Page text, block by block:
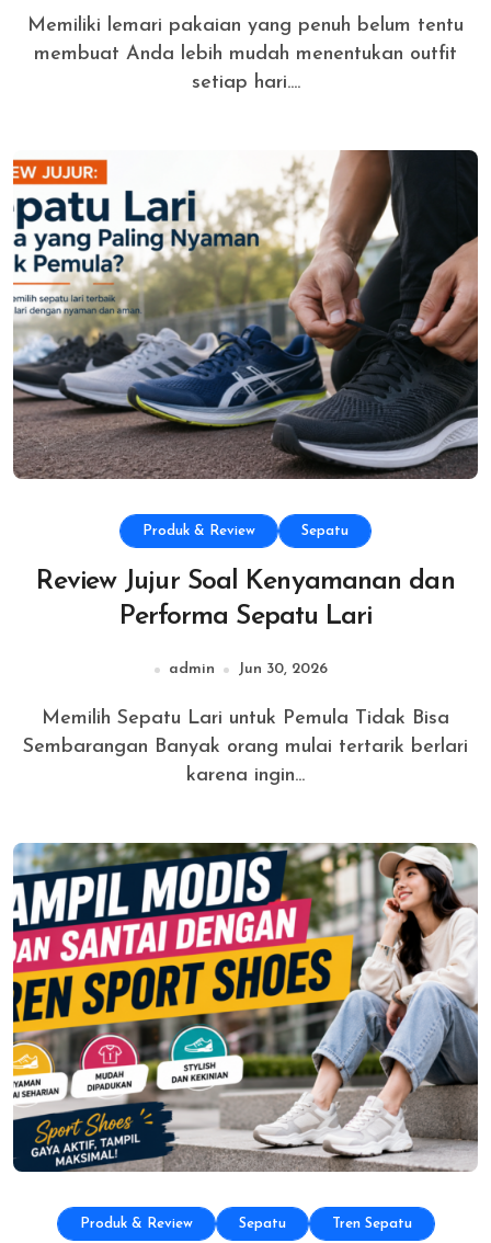
Memiliki lemari pakaian yang penuh belum tentu
membuat Anda lebih mudah menentukan outfit
setiap hari....
Produk & Review Sepatu
Review Jujur Soal Kenyamanan dan
Performa Sepatu Lari
admin Jun 30, 2026
Memilih Sepatu Lari untuk Pemula Tidak Bisa
Sembarangan Banyak orang mulai tertarik berlari
karena ingin...
Produk & Review Sepatu Tren Sepatu